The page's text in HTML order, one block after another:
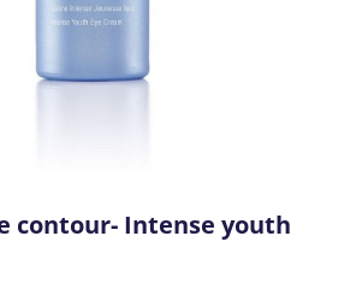
contour- Intense youth